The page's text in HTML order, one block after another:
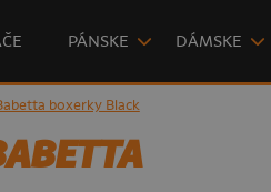
PÁNSKE DÁMSKE
boxerky Black